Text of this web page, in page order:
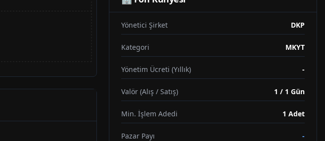
Yönetici Şirket DKP
Kategori MKYT
Yönetim Ücreti (Yıllık) -
Valör (Alış / Satış) 1 / 1 Gün
Min. İşlem Adedi 1 Adet
Pazar Payı -